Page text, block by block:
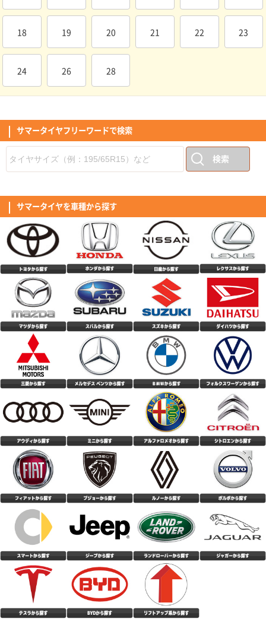
18 19 20 21 22 23
24 26 28
サマータイヤフリーワードで検索
検索
サマータイヤを車種から探す
(4.14点)mim*******さん
MAXTREK MAXIMUS M2 185/65R15 88H
走行距離はそこまでなかったが、経年の関係で交換。過去2回も同じメーカ
ーだったので不安はありません。 盆前に交換出来て良かったです。 性能は
取り替えたばかりなので暫定です。
(5.00点)
こまこまさん
が一緒で特に不満もなかったので今回は初めてオールタイヤシーズンタイヤ
の購入にしました。 コストパフォーマンスも良く取り付け工賃も軽自動車
とは言えバルブ交換、廃タイヤ引取り、窒素ガス注入でも10500円と安くト
ータル的に35000円を切りました。8/1からタイヤが値上がるため、タイミ
ングも良かったです。 年に数回程度しか雪が降らないためこのクラスのタ
イヤで良いかなと思います。素人ながらロードノイズや道路の凹凸も気にな
(4.50点)mag*******さん
RADAR Dimax SPORT 225/50R17 98Y XL
他の方も書かれてますが、転がりが良いような感がします。特にスタートし
てから、巡航回転になった際、あっ。と感じるほどです｢個人の感想｣ タイ
が、そのうち気にならなくなりましたが、少し大きめのような気がします。
サイドのデザインは、独特で好き嫌いが出るかと思いますが、私は好感がも
てました。全体的な評価としては高評価です。
RADAR Dimax R8+ 255/40R19.Z 100Y XL
このタイヤ、価格の割にたいへんグリップの良い感じ。 乗り心地も良いで
す。 前輪と後輪のタイヤサイズが違う車に装着しました。
(4.00点)
shu*******さん
MINERVA F205 195/45R17.Z 85W XL
中古車購入時に装着されていたタイヤがパンクによるサイドウォールの破損
で泣く泣く4本交換。 口コミの良いミネルバを購入して履いた所、コスパ良
すぎでは！？と感動するくらい良かったです。 まだ交換して2週間程なので
評価はオール4にしておきました。 これはお勧めですよ。
(5.00点)tak*******さん
CEAT EcoDrive 185/65R15 92T XL
対応が早くて良かった
(4.33点)パナマニさん
CEAT SecuraDrive 215/55R18 99V XL
トータルバランスとコスパに優れたコンフォートタイヤ。 キビキビとした
敏捷性はないものの、しっとりとした走行感で疲れにくく反応が曖昧過ぎる
こともない。 ドライの高速コーナーでは路面に吸い付く様にグリップし不
安感無し。 外部からの入力をパンと跳ね返すというよりも、マイルドにい
なす方向の性格に感じる。 標準的な静粛性は確保されており、トンネル内
でも変なパターンノイズなし。オーディオも普通に視聴可能。 デミング大
賞受賞の底力を感じる。 低価格と認知度の低さから不安に感じるユーザー
もいると思うが、どうか安心して購入して試して欲しい逸品。
(4.10点)gua*******さん
MOMO M-300 225/50R18 99Y XL
購入後、約２週間が、経過しましたが、 静粛性については、以前履いてい
た、 Michelinプライマシー４より、静かに感じます。 今迄、Michelinしか
履いたことがないので、一番 静かなタイヤは、Michelinと思っていました
が、 それを上回る静粛性が、この値段で買える事に、 びっくりしておりま
す。 乗り心地に関しては、若干、跳ねる感じはありますが、 気になるほど
の事でもないです。 燃費性能に関しては、若干落ちた感じもありますが、
夏場ということもあり、エアコンの関係もあるかも しれません。 高速性の
に関しては、高速道路を、利用していない為、 評価していません 想像して
いた、性能以上のポテンシャルです。
(4.86点)
hid*******さん
NANKANG NS-20 195/50R16 88V XL
前回はKUMHOのタイヤだったのですが、タイヤこうか交換してみて安定感
や静粛性などとても良かったです。 価格も安くコスパは最高だと思いま
す。
(5.00点)ken*******さん
MAXTREK MAXIMUS M2 205/60R16 92V
値段の割には、良いタイヤだと思います。 思った以上に静粛性は高いと思
います。 ウェット性能に関しては、5.0点としていますが、正直まだ大雨に
は当たっていない為分かりません笑
(4.36点)ぷくたんさん
MINERVA 209 165/55R15 75H
以前はナンカンタイヤを使用していたが、値段高騰によりこのタイヤにしま